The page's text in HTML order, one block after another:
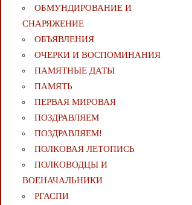
ОБМУНДИРОВАНИЕ И
СНАРЯЖЕНИЕ
ОБЪЯВЛЕНИЯ
ОЧЕРКИ И ВОСПОМИНАНИЯ
ПАМЯТНЫЕ ДАТЫ
ПАМЯТЬ
ПЕРВАЯ МИРОВАЯ
ПОЗДРАВЛЯЕМ
ПОЗДРАВЛЯЕМ!
ПОЛКОВАЯ ЛЕТОПИСЬ
ПОЛКОВОДЦЫ И
ВОЕНАЧАЛЬНИКИ
РГАСПИ